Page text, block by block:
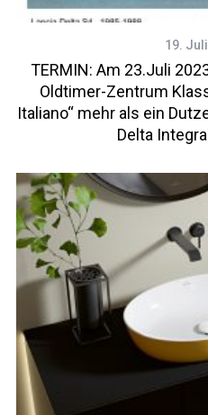
19.
TERMIN: Am 23.Juli
Oldtimer-Zentrum
Italiano“ mehr als ein
Delta